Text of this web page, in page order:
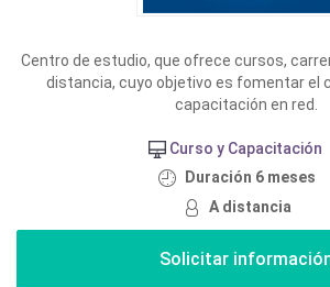
Centro de estudio, que ofrece cursos,
distancia, cuyo objetivo es fomentar el
capacitación en red.
Curso y Capacitación
Duración 6 meses
A distancia